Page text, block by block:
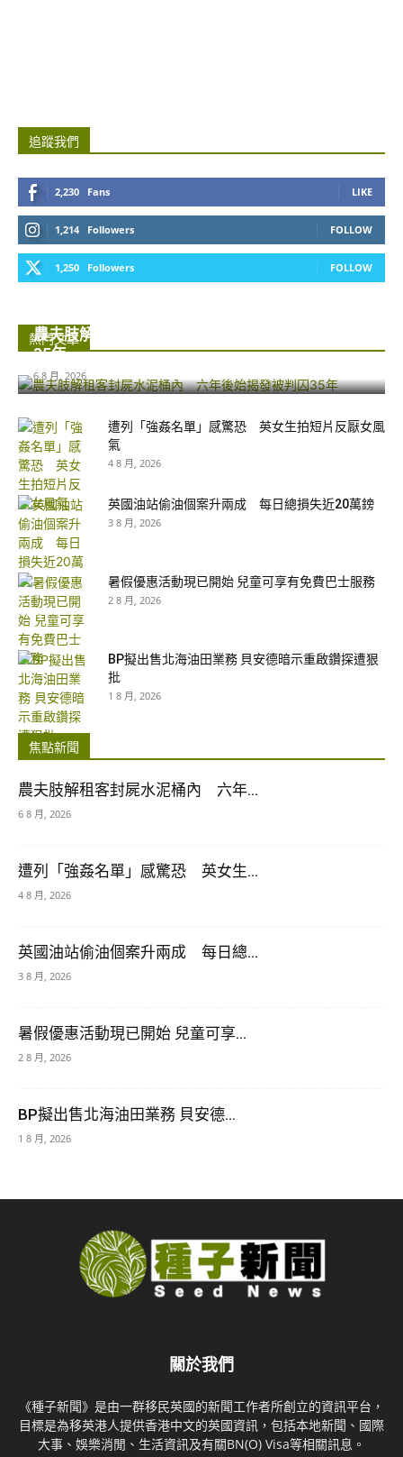
追蹤我們
2,230 Fans LIKE
1,214 Followers FOLLOW
1,250 Followers FOLLOW
熱門文章
農夫肢解租客封屍水泥桶內 六年後始揭發被判囚
35年...
6 8 月, 2026
遭列「強姦名單」感驚恐 英女生拍短片反厭女風
氣
4 8 月, 2026
英國油站偷油個案升兩成 每日總損失近20萬鎊
3 8 月, 2026
暑假優惠活動現已開始 兒童可享有免費巴士服務
2 8 月, 2026
BP擬出售北海油田業務 貝安德暗示重啟鑽探遭狠
批
1 8 月, 2026
焦點新聞
農夫肢解租客封屍水泥桶內 六年...
6 8 月, 2026
遭列「強姦名單」感驚恐 英女生...
4 8 月, 2026
英國油站偷油個案升兩成 每日總...
3 8 月, 2026
暑假優惠活動現已開始 兒童可享...
2 8 月, 2026
BP擬出售北海油田業務 貝安德...
1 8 月, 2026
關於我們
《種子新聞》是由一群移民英國的新聞工作者所創立的資訊平台，
目標是為移英港人提供香港中文的英國資訊，包括本地新聞、國際
大事、娛樂消閒、生活資訊及有關BN(O) Visa等相關訊息。